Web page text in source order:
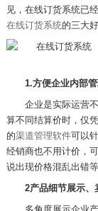
见，在线订货系统已
在线订货系统的三大
1.方便企业内部
企业是实际运营
算不同结算价时，仅
的渠道管理软件可以
经销商也不用计价，
说出现价格混乱出错等
2产品细节展示、